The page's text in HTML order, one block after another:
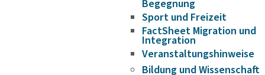
Begegnung
Sport und Freizeit
FactSheet Migration und
Integration
Veranstaltungshinweise
Bildung und Wissenschaft